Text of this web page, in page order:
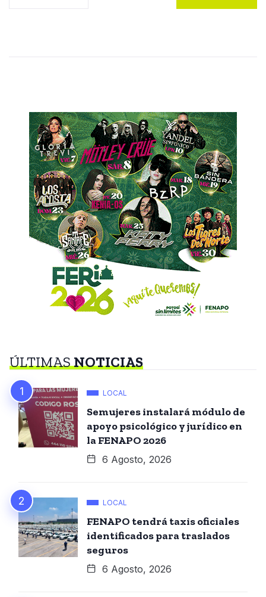
ÚLTIMASNOTICIAS
LOCAL
Semujeres instalará módulo de
apoyo psicológico y jurídico en
la FENAPO 2026
6 Agosto, 2026
LOCAL
FENAPO tendrá taxis oficiales
identificados para traslados
seguros
6 Agosto, 2026